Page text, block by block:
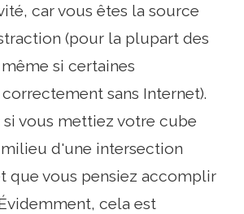
car vous êtes la source
(pour la plupart des
si certaines
sans Internet).
vous mettiez votre cube
d'une intersection
que vous pensiez accomplir
cela est